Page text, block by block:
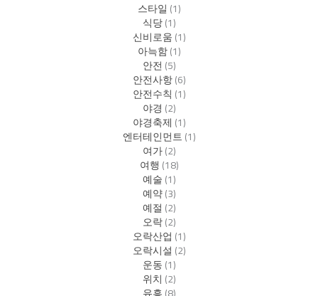
스타일 (1)
식당(1)
신비로움(1)
아늑함(1)
안전(5)
안전사항(6)
안전수칙 (1)
야경 (2)
야경축제 (1)
엔터테인먼트(1)
여가(2)
여행 (18)
예술(1)
예약(3)
예절 (2)
오락(2)
오락산업 (1)
오락시설 (2)
운동(1)
위치 (2)